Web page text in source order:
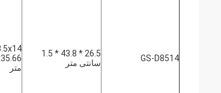
GS-D8514
26.5 * 43.8 * 1.5
سانتی متر
متر